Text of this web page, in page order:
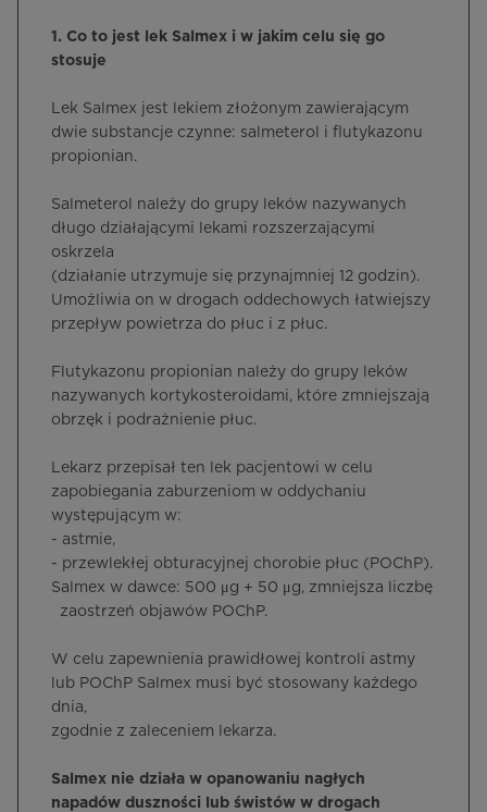
1. Co to jest lek Salmex i w jakim celu się go
stosuje
Lek Salmex jest lekiem złożonym zawierającym
dwie substancje czynne: salmeterol i flutykazonu
propionian.
Salmeterol należy do grupy leków nazywanych
długo działającymi lekami rozszerzającymi
oskrzela
(działanie utrzymuje się przynajmniej 12 godzin).
Umożliwia on w drogach oddechowych łatwiejszy
przepływ powietrza do płuc i z płuc.
Flutykazonu propionian należy do grupy leków
nazywanych kortykosteroidami, które zmniejszają
obrzęk i podrażnienie płuc.
Lekarz przepisał ten lek pacjentowi w celu
zapobiegania zaburzeniom w oddychaniu
występującym w:
- astmie,
- przewlekłej obturacyjnej chorobie płuc (POChP).
Salmex w dawce: 500 μg + 50 μg, zmniejsza liczbę
zaostrzeń objawów POChP.
W celu zapewnienia prawidłowej kontroli astmy
lub POChP Salmex musi być stosowany każdego
dnia,
zgodnie z zaleceniem lekarza.
Salmex nie działa w opanowaniu nagłych
napadów duszności lub świstów w drogach